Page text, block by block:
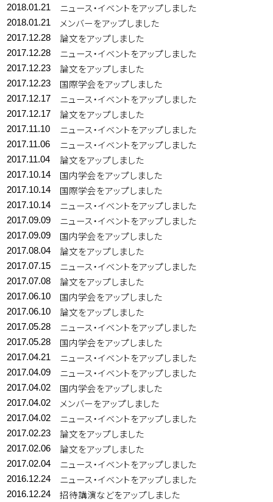
2018.01.21 ニュース・イベントをアップしました
2018.01.21 メンバーをアップしました
2017.12.28 論文をアップしました
2017.12.28 ニュース・イベントをアップしました
2017.12.23 論文をアップしました
2017.12.23 国際学会をアップしました
2017.12.17 ニュース・イベントをアップしました
2017.12.17 論文をアップしました
2017.11.10 ニュース・イベントをアップしました
2017.11.06 ニュース・イベントをアップしました
2017.11.04 論文をアップしました
2017.10.14 国内学会をアップしました
2017.10.14 国際学会をアップしました
2017.10.14 ニュース・イベントをアップしました
2017.09.09 ニュース・イベントをアップしました
2017.09.09 国内学会をアップしました
2017.08.04 論文をアップしました
2017.07.15 ニュース・イベントをアップしました
2017.07.08 論文をアップしました
2017.06.10 国内学会をアップしました
2017.06.10 論文をアップしました
2017.05.28 ニュース・イベントをアップしました
2017.05.28 国内学会をアップしました
2017.04.21 ニュース・イベントをアップしました
2017.04.09 ニュース・イベントをアップしました
2017.04.02 国内学会をアップしました
2017.04.02 メンバーをアップしました
2017.04.02 ニュース・イベントをアップしました
2017.02.23 論文をアップしました
2017.02.06 論文をアップしました
2017.02.04 ニュース・イベントをアップしました
2016.12.24 ニュース・イベントをアップしました
2016.12.24 招待講演などをアップしました